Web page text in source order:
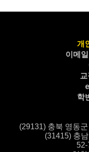
개
이메
학
(29131) 충북 영동
(31415) 충
52-